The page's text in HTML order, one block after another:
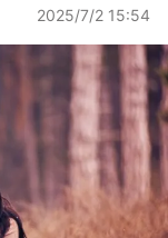
2025/7/2 15:54